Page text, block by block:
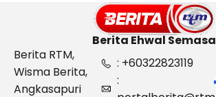
Berita Ehwal Semasa
Berita RTM,
Wisma Berita,
Angkasapuri
: +60322823119
: